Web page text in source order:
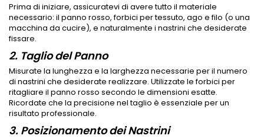
Prima di iniziare, assicuratevi di avere tutto il materiale
necessario: il panno rosso, forbici per tessuto, ago e filo (o una
macchina da cucire), e naturalmente i nastrini che desiderate
fissare.
2. Taglio del Panno
Misurate la lunghezza e la larghezza necessarie per il numero
di nastrini che desiderate realizzare. Utilizzate le forbici per
ritagliare il panno rosso secondo le dimensioni esatte.
Ricordate che la precisione nel taglio è essenziale per un
risultato professionale.
3. Posizionamento dei Nastrini